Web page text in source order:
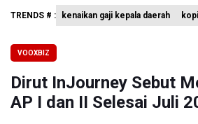
TNI Gelar Latihan
BEI Catat Pertumbuhan
Flores Bersiap Gelar Festival
TRENDS # : kenaikan gaji kepala daerah
VOOXBIZ
Dirut InJourney Sebut
AP I dan II Selesai Juli